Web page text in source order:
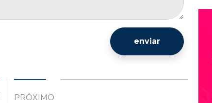
enviar
PRÓXIMO